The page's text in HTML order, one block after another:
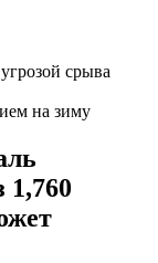
на зиму
1,760